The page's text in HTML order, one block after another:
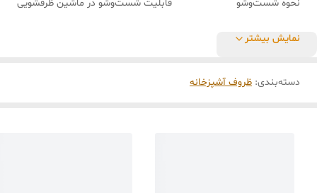
نحوه شست‌وشو قابلیت شست‌وشو در ماشین ظرفشویی
نمایش بیشتر
دسته‌بندی: ظروف آشپزخانه